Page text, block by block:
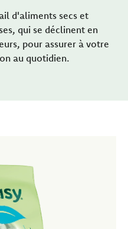
d'aliments secs et
qui se déclinent en
pour assurer à votre
au quotidien.